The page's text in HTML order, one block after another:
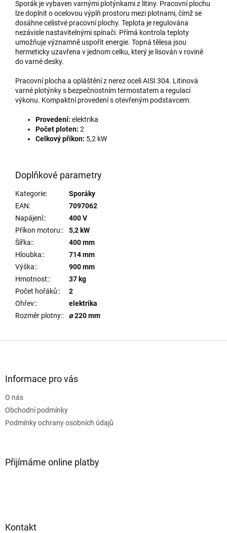
Sporák je vybaven varnými plotýnkami z litiny. Pracovní plochu
lze doplnit o ocelovou výplň prostoru mezi plotnami, čímž se
dosáhne celistvé pracovní plochy. Teplota je regulována
nezávisle nastavitelnými spínači. Přímá kontrola teploty
umožňuje významně uspořit energie. Topná tělesa jsou
hermeticky uzavřena v jednom celku, který je lisován v rovině
do varné desky.
Pracovní plocha a opláštění z nerez oceli AISI 304. Litinová
varné plotýnky s bezpečnostním termostatem a regulací
výkonu. Kompaktní provedení s otevřeným podstavcem.
Provedení: elektrika
Počet ploten: 2
Celkový příkon: 5,2 kW
Doplňkové parametry
Kategorie:
Sporáky
EAN:
7097062
Napájení::
400 V
Příkon motoru::
5,2 kW
Šířka::
400 mm
Hloubka::
714 mm
Výška::
900 mm
Hmotnost::
37 kg
Počet hořáků::
2
Ohřev::
elektrika
Rozměr plotny:: ⌀ 220 mm
Informace pro vás
O nás
Obchodní podmínky
Podmínky ochrany osobních údajů
Přijímáme online platby
Kontakt